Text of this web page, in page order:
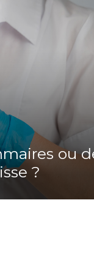
ou
?